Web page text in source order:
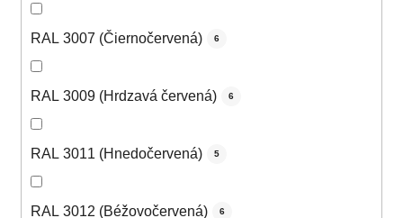
RAL 3007 (Čiernočervená) 6
RAL 3009 (Hrdzavá červená) 6
RAL 3011 (Hnedočervená) 5
RAL 3012 (Béžovočervená) 6